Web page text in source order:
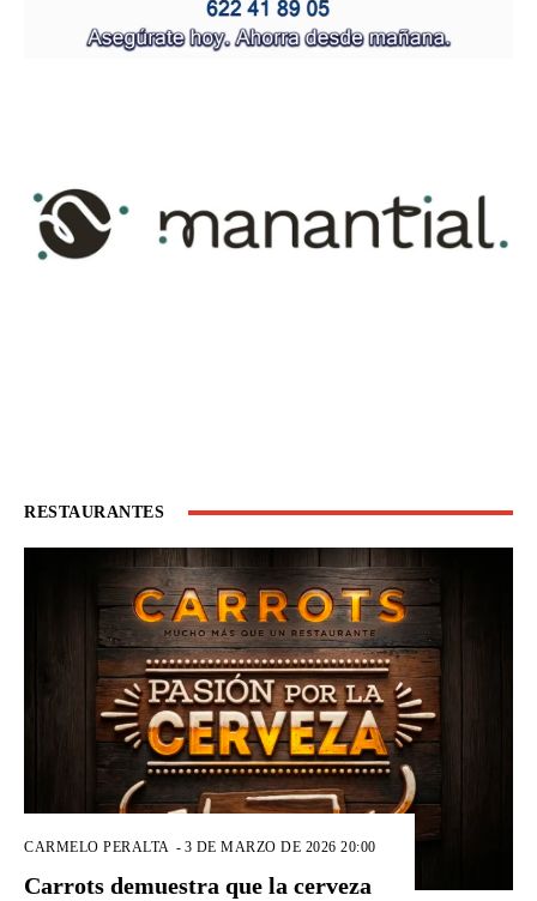
RESTAURANTES
CARMELO PERALTA - 3 DE MARZO DE 2026 20:00
Carrots demuestra que la cerveza